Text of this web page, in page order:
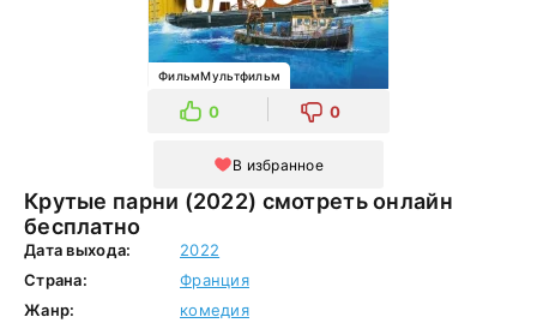
Крутые парни (2022) смотреть онлайн
бесплатно
ФильмМультфильм
0 0
В избранное
Дата выхода:
2022
Страна:
Франция
Жанр:
комедия